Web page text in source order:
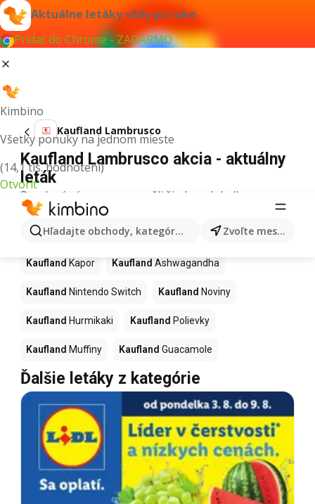
Aktuálne letáky vždy po ruke
Pridať do Chrome - ZADARMO
Kimbino
Všetky ponuky na jednom mieste
(14,1 tis. hodnotení)
Otvoriť
Hľadajte obchody, kategórie, produkty... Zvoľte mesto
Kaufland Lambrusco
Kaufland Lambrusco akcia - aktuálny
leták
Pre daný výraz sme nenašli žiadne výsledky.
Ďalšie produkty v obchodoch
Kaufland
Kaufland Kapor Kaufland Ashwagandha
Kaufland Nintendo Switch Kaufland Noviny
Kaufland Hurmikaki Kaufland Polievky
Kaufland Muffiny Kaufland Guacamole
Ďalšie letáky z kategórie